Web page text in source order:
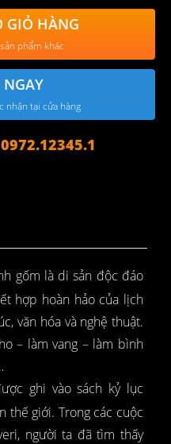
GIỎ HÀNG
phẩm khác
nhận tại cửa hàng
gốm là di sản độc đáo
hợp hoàn hảo của lịch
văn hóa và nghệ thuật.
– làm vang – làm bình
ghi vào sách kỷ lục
thế giới. Trong các cuộc
người ta đã tìm thấy